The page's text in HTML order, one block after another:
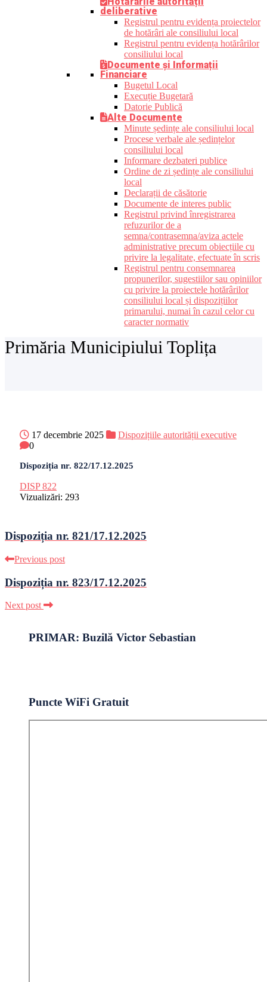
deliberative
Registrul pentru evidența proiectelor
de hotărâri ale consiliului local
Registrul pentru evidența hotărârilor
consiliului local
Documente și Informații
Financiare
Bugetul Local
Execuție Bugetară
Datorie Publică
Alte Documente
Minute ședințe ale consiliului local
Procese verbale ale ședințelor
consiliului local
Informare dezbateri publice
Ordine de zi ședințe ale consiliului
local
Declarații de căsătorie
Documente de interes public
Registrul privind înregistrarea
refuzurilor de a
semna/contrasemna/aviza actele
administrative precum obiecțiile cu
privire la legalitate, efectuate în scris
Registrul pentru consemnarea
propunerilor, sugestiilor sau opiniilor
cu privire la proiectele hotărârilor
consiliului local și dispozițiilor
primarului, numai în cazul celor cu
caracter normativ
Primăria Municipiului Toplița
17 decembrie 2025
Dispozițiile autorității executive
0
Dispoziția nr. 822/17.12.2025
DISP 822
Vizualizări: 293
Dispoziția nr. 821/17.12.2025
Previous post
Dispoziția nr. 823/17.12.2025
Next post
PRIMAR: Buzilă Victor Sebastian
Puncte WiFi Gratuit